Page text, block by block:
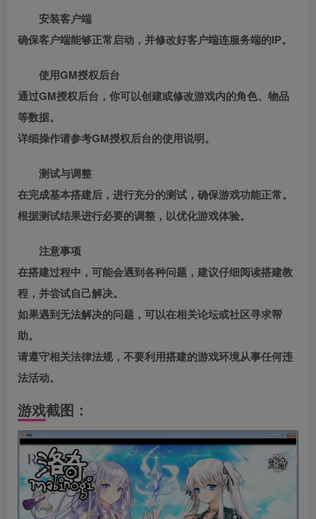
安装客户端
确保客户端能够正常启动，并修改好客户端连服务端的IP。
使用GM授权后台
通过GM授权后台，你可以创建或修改游戏内的角色、物品
等数据。
详细操作请参考GM授权后台的使用说明。
测试与调整
在完成基本搭建后，进行充分的测试，确保游戏功能正常。
根据测试结果进行必要的调整，以优化游戏体验。
注意事项
在搭建过程中，可能会遇到各种问题，建议仔细阅读搭建教
程，并尝试自己解决。
如果遇到无法解决的问题，可以在相关论坛或社区寻求帮
助。
请遵守相关法律法规，不要利用搭建的游戏环境从事任何违
法活动。
游戏截图：